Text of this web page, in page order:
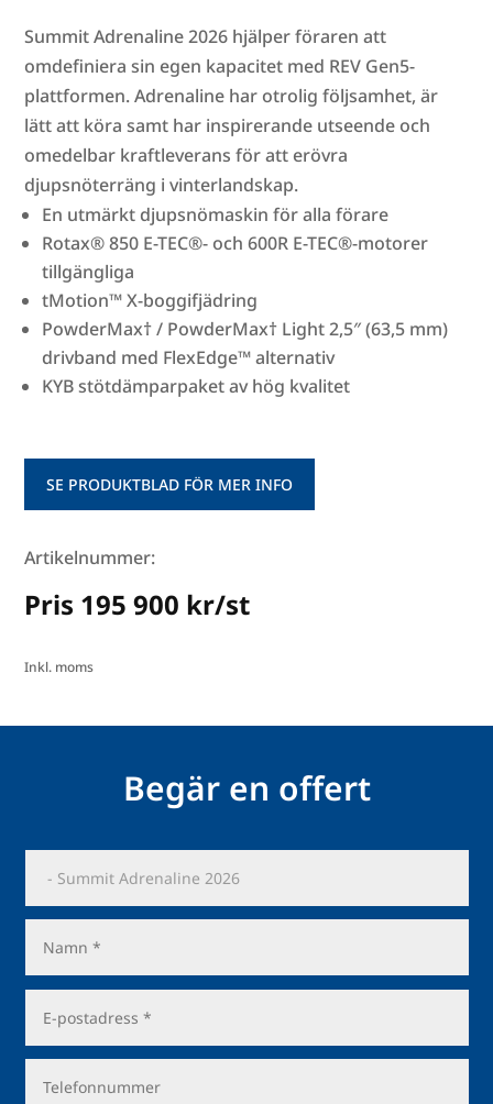
Summit Adrenaline 2026 hjälper föraren att
omdefiniera sin egen kapacitet med REV Gen5-
plattformen. Adrenaline har otrolig följsamhet, är
lätt att köra samt har inspirerande utseende och
omedelbar kraftleverans för att erövra
djupsnöterräng i vinterlandskap.
En utmärkt djupsnömaskin för alla förare
Rotax® 850 E-TEC®- och 600R E-TEC®-motorer
tillgängliga
tMotion™ X-boggifjädring
PowderMax† / PowderMax† Light 2,5″ (63,5 mm)
drivband med FlexEdge™ alternativ
KYB stötdämparpaket av hög kvalitet
SE PRODUKTBLAD FÖR MER INFO
Artikelnummer:
Pris 195 900 kr/st
Inkl. moms
Begär en offert